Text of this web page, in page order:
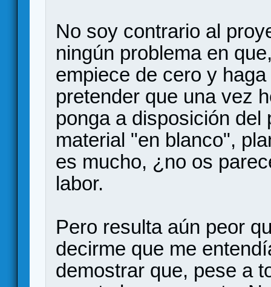
No soy contrario al
ningún problema en
empiece de cero y
pretender que una vez
ponga a disposición del
material "en blanco",
es mucho, ¿no os
labor.
Pero resulta aún peor
decirme que me
demostrar que, pese a